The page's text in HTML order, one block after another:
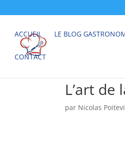
ACCUEIL LE BLOG
CONTACT
L’art de
par Nicolas